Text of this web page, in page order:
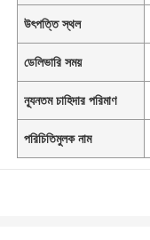
উৎপত্তি স্থল
ডেলিভারি সময়
ন্যূনতম চাহিদার পরিমাণ
পরিচিতিমুলক নাম